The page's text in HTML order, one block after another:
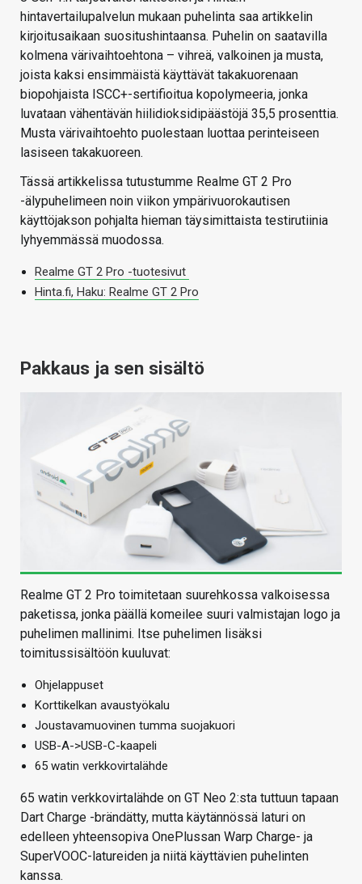
hintavertailupalvelun mukaan puhelinta saa artikkelin
kirjoitusaikaan suositushintaansa. Puhelin on saatavilla
kolmena värivaihtoehtona – vihreä, valkoinen ja musta,
joista kaksi ensimmäistä käyttävät takakuorenaan
biopohjaista ISCC+-sertifioitua kopolymeeria, jonka
luvataan vähentävän hiilidioksidipäästöjä 35,5 prosenttia.
Musta värivaihtoehto puolestaan luottaa perinteiseen
lasiseen takakuoreen.
Tässä artikkelissa tutustumme Realme GT 2 Pro
-älypuhelimeen noin viikon ympärivuorokautisen
käyttöjakson pohjalta hieman täysimittaista testirutiinia
lyhyemmässä muodossa.
Realme GT 2 Pro -tuotesivut
Hinta.fi, Haku: Realme GT 2 Pro
Pakkaus ja sen sisältö
Realme GT 2 Pro toimitetaan suurehkossa valkoisessa
paketissa, jonka päällä komeilee suuri valmistajan logo ja
puhelimen mallinimi. Itse puhelimen lisäksi
toimitussisältöön kuuluvat:
Ohjelappuset
Korttikelkan avaustyökalu
Joustavamuovinen tumma suojakuori
USB-A->USB-C-kaapeli
65 watin verkkovirtalähde
65 watin verkkovirtalähde on GT Neo 2:sta tuttuun tapaan
Dart Charge -brändätty, mutta käytännössä laturi on
edelleen yhteensopiva OnePlussan Warp Charge- ja
SuperVOOC-latureiden ja niitä käyttävien puhelinten
kanssa.